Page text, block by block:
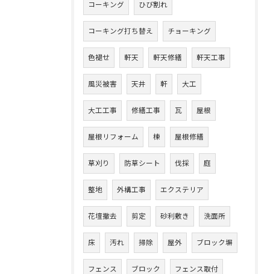
コーキング ひび割れ
コーキング打ち替え チョーキング
色褪せ 軒天 軒天修繕 軒天工事
風災被害 天井 軒 大工
大工工事 修繕工事 瓦 屋根
屋根リフォーム 棟 屋根修繕
草刈り 防草シート 伐採 庭
整地 外構工事 エクステリア
花壇撤去 剪定 砂利敷き 洗面所
床 汚れ 掃除 屋外 ブロック塀
フェンス ブロック フェンス取付